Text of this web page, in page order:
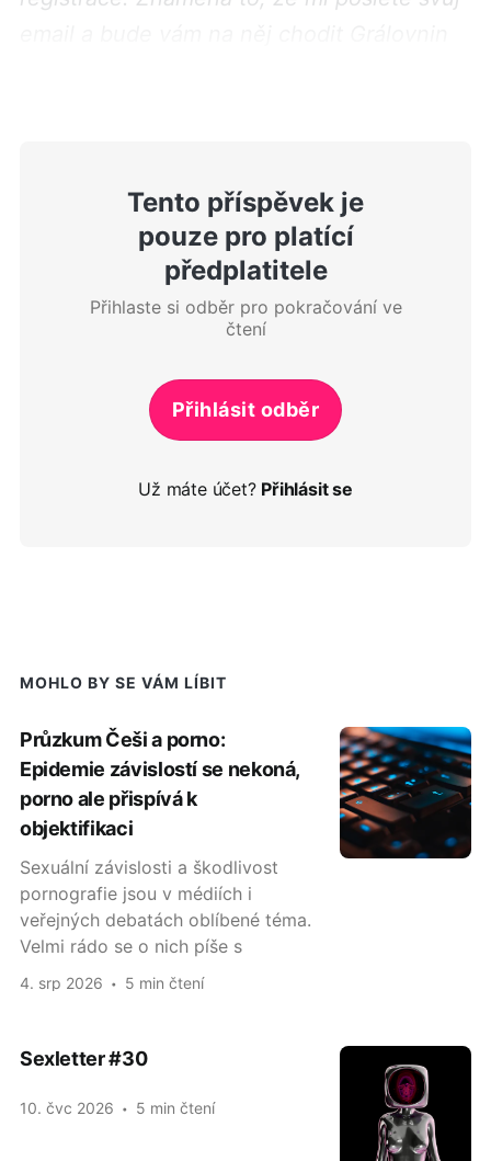
Tento příspěvek je
pouze pro platící
předplatitele
Přihlaste si odběr pro pokračování ve
čtení
Přihlásit odběr
Už máte účet? Přihlásit se
MOHLO BY SE VÁM LÍBIT
Průzkum Češi a porno:
Epidemie závislostí se nekoná,
porno ale přispívá k
objektifikaci
Sexuální závislosti a škodlivost
pornografie jsou v médiích i
veřejných debatách oblíbené téma.
Velmi rádo se o nich píše s
4. srp 2026 5 min čtení
Sexletter #30
10. čvc 2026 5 min čtení